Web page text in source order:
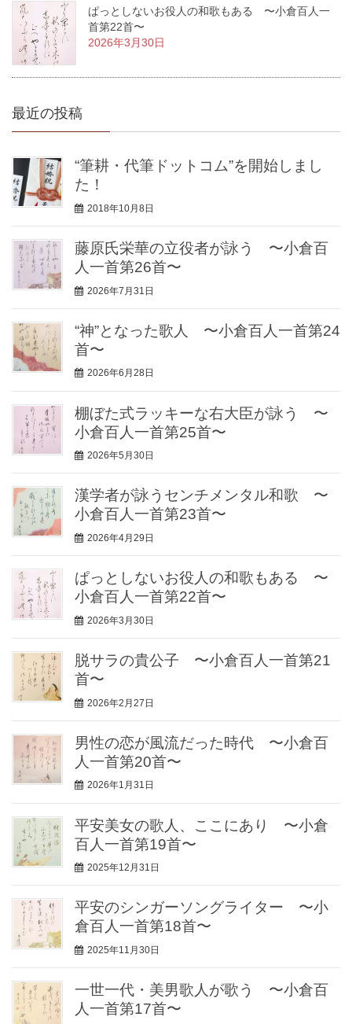
ぱっとしないお役人の和歌もある 〜小倉百人一
首第22首〜
2026年3月30日
最近の投稿
“筆耕・代筆ドットコム”を開始しまし
た！
2018年10月8日
藤原氏栄華の立役者が詠う 〜小倉百
人一首第26首〜
2026年7月31日
“神”となった歌人 〜小倉百人一首第24
首〜
2026年6月28日
棚ぼた式ラッキーな右大臣が詠う 〜
小倉百人一首第25首〜
2026年5月30日
漢学者が詠うセンチメンタル和歌 〜
小倉百人一首第23首〜
2026年4月29日
ぱっとしないお役人の和歌もある 〜
小倉百人一首第22首〜
2026年3月30日
脱サラの貴公子 〜小倉百人一首第21
首〜
2026年2月27日
男性の恋が風流だった時代 〜小倉百
人一首第20首〜
2026年1月31日
平安美女の歌人、ここにあり 〜小倉
百人一首第19首〜
2025年12月31日
平安のシンガーソングライター 〜小
倉百人一首第18首〜
2025年11月30日
一世一代・美男歌人が歌う 〜小倉百
人一首第17首〜